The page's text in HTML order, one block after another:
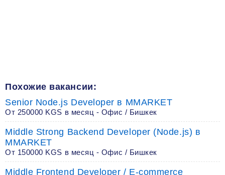
Похожие вакансии:
Senior Node.js Developer в MMARKET
От 250000 KGS в месяц - Офис / Бишкек
Middle Strong Backend Developer (Node.js) в
MMARKET
От 150000 KGS в месяц - Офис / Бишкек
Middle Frontend Developer / E-commerce